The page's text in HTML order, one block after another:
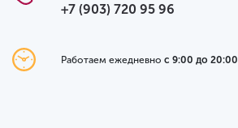
+7 (903) 720 95 96
Работаем ежедневно с 9:00 до 20:00